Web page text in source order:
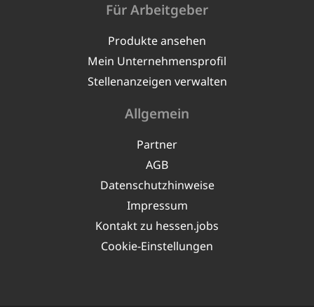
Für Arbeitgeber
Produkte ansehen
Mein Unternehmensprofil
Stellenanzeigen verwalten
Allgemein
Partner
AGB
Datenschutzhinweise
Impressum
Kontakt zu hessen.jobs
Cookie-Einstellungen